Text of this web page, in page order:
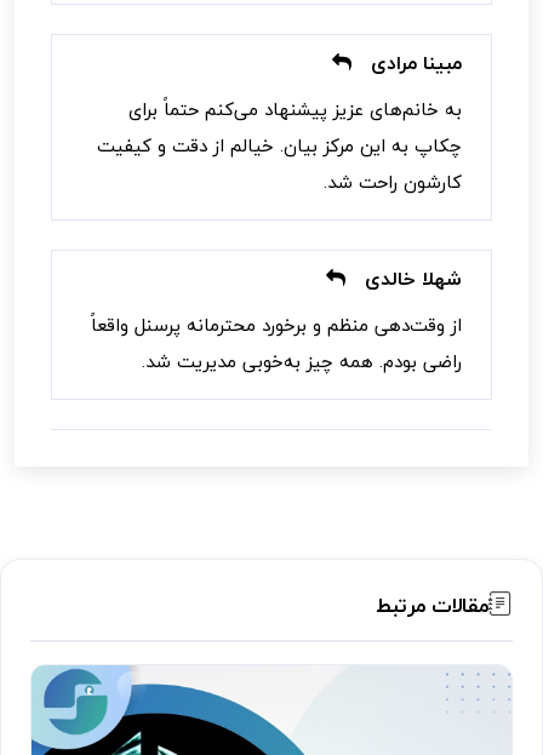
مبینا مرادی
به خانم‌های عزیز پیشنهاد می‌کنم حتماً برای
چکاپ به این مرکز بیان. خیالم از دقت و کیفیت
کارشون راحت شد.
شهلا خالدی
از وقت‌دهی منظم و برخورد محترمانه پرسنل واقعاً
راضی بودم. همه چیز به‌خوبی مدیریت شد.
مقالات مرتبط